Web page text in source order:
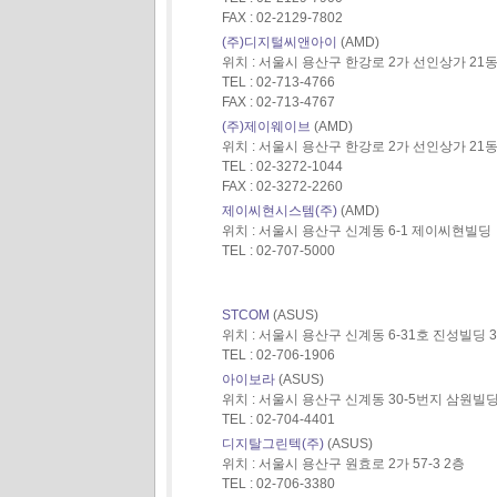
FAX : 02-2129-7802
(주)디지털씨앤아이 (AMD)
위치 : 서울시 용산구 한강로 2가 선인상가 21
TEL : 02-713-4766
FAX : 02-713-4767
(주)제이웨이브 (AMD)
위치 : 서울시 용산구 한강로 2가 선인상가 21
TEL : 02-3272-1044
FAX : 02-3272-2260
제이씨현시스템(주)(AMD)
위치 : 서울시 용산구 신계동 6-1 제이씨현빌딩
TEL : 02-707-5000
STCOM (ASUS)
위치 : 서울시 용산구 신계동 6-31호 진성빌딩
TEL : 02-706-1906
아이보라(ASUS)
위치 : 서울시 용산구 신계동 30-5번지 삼원빌
TEL : 02-704-4401
디지탈그린텍(주)(ASUS)
위치 : 서울시 용산구 원효로 2가 57-3 2층
TEL : 02-706-3380